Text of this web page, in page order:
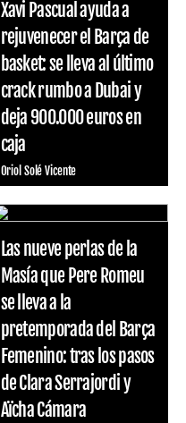
Xavi Pascual ayuda a
rejuvenecer el Barça de
basket: se lleva al último
crack rumbo a Dubai y
deja 900.000 euros en
caja
Oriol Solé Vicente
Las nueve perlas de la
Masía que Pere Romeu
se lleva a la
pretemporada del Barça
Femenino: tras los pasos
de Clara Serrajordi y
Aïcha Cámara